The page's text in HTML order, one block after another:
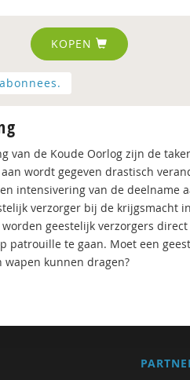
KOPEN
abonnees.
van de Koude Oorlog zijn de
wordt gegeven drastisch
intensivering van de deelname
verzorger bij de krijgsmacht
geestelijk verzorgers
patrouille te gaan. Moet een
wapen kunnen dragen?